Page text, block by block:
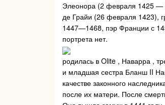
Элеонора (2 февраля 1425 —
де Грайи (26 февраля 1423),
1447—1468, пэр Франции с
портрета нет.
родилась в Olite , Наварра ,
и младшая сестра Бланш II
качестве законного
после их матери. После